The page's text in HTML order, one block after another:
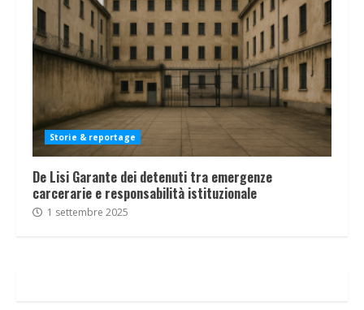
Storie & reportage
De Lisi Garante dei detenuti tra emergenze
carcerarie e responsabilità istituzionale
1 settembre 2025